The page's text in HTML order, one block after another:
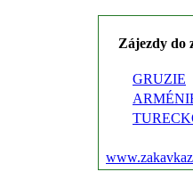
Zájezdy do
GRUZIE